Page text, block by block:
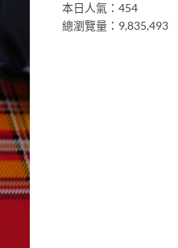
本日人氣：454
總瀏覽量：9,835,493